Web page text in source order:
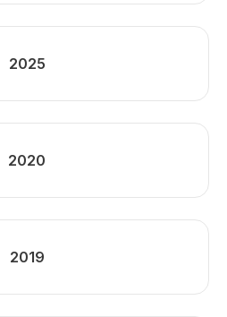
2025
2020
2019